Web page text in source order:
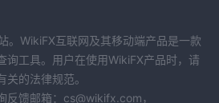
。WikiFX互联网及其移动端产品是一款
询工具。用户在使用WikiFX产品时，请
的法律规范。
反馈邮箱：cs@wikifx.com，